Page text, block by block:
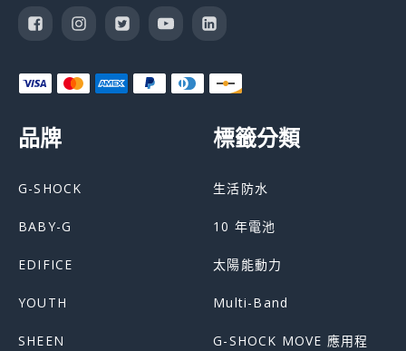
品牌
G-SHOCK
BABY-G
EDIFICE
YOUTH
SHEEN
標籤分類
生活防水
10 年電池
太陽能動力
Multi-Band
G-SHOCK MOVE 應用程